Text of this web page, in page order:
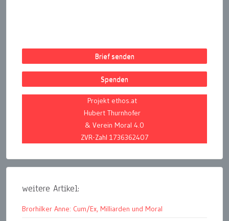
Brief senden
Spenden
Projekt ethos.at
Hubert Thurnhofer
& Verein Moral 4.0
ZVR-Zahl 1736362407
weitere Artikel:
Brorhilker Anne: Cum/Ex, Milliarden und Moral